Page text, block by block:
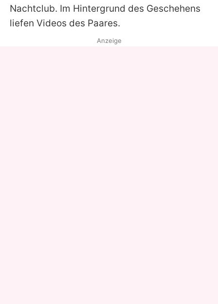
Nachtclub. Im Hintergrund des Geschehens
liefen Videos des Paares.
Anzeige